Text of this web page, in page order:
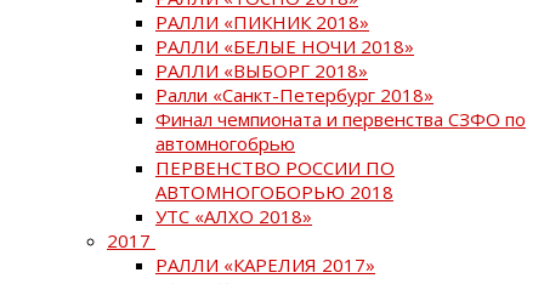
РАЛЛИ «ПИКНИК 2018»
РАЛЛИ «БЕЛЫЕ НОЧИ 2018»
РАЛЛИ «ВЫБОРГ 2018»
Ралли «Санкт-Петербург 2018»
Финал чемпионата и первенства СЗФО по
автомногобрью
ПЕРВЕНСТВО РОССИИ ПО
АВТОМНОГОБОРЬЮ 2018
УТС «АЛХО 2018»
2017
РАЛЛИ «КАРЕЛИЯ 2017»